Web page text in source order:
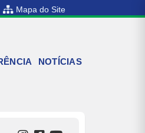
Mapa do Site
NOTÍCIAS